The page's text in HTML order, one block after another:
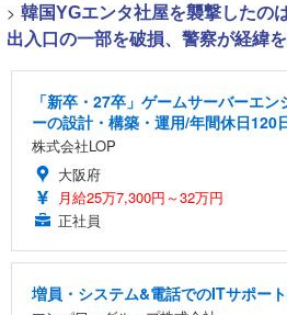
> 韓国YGエンタ社屋を襲撃したの
出入口の一部を破損、警察が経緯
「新卒・27卒」ゲームサーバーエ
ーの設計・構築・運用/年間休日120
株式会社LOP
大阪府
月給25万7,300円～32万円
正社員
増員・システム&電話でのITサポー